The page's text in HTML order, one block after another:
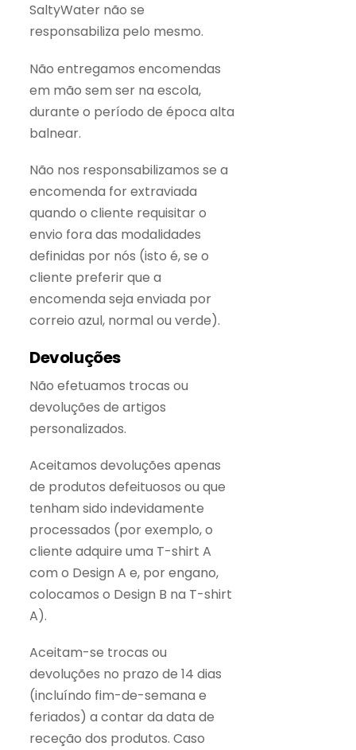
SaltyWater não se
responsabiliza pelo mesmo.
Não entregamos encomendas
em mão sem ser na escola,
durante o período de época alta
balnear.
Não nos responsabilizamos se a
encomenda for extraviada
quando o cliente requisitar o
envio fora das modalidades
definidas por nós (isto é, se o
cliente preferir que a
encomenda seja enviada por
correio azul, normal ou verde).
Devoluções
Não efetuamos trocas ou
devoluções de artigos
personalizados.
Aceitamos devoluções apenas
de produtos defeituosos ou que
tenham sido indevidamente
processados (por exemplo, o
cliente adquire uma T-shirt A
com o Design A e, por engano,
colocamos o Design B na T-shirt
A).
Aceitam-se trocas ou
devoluções no prazo de 14 dias
(incluíndo fim-de-semana e
feriados) a contar da data de
receção dos produtos. Caso